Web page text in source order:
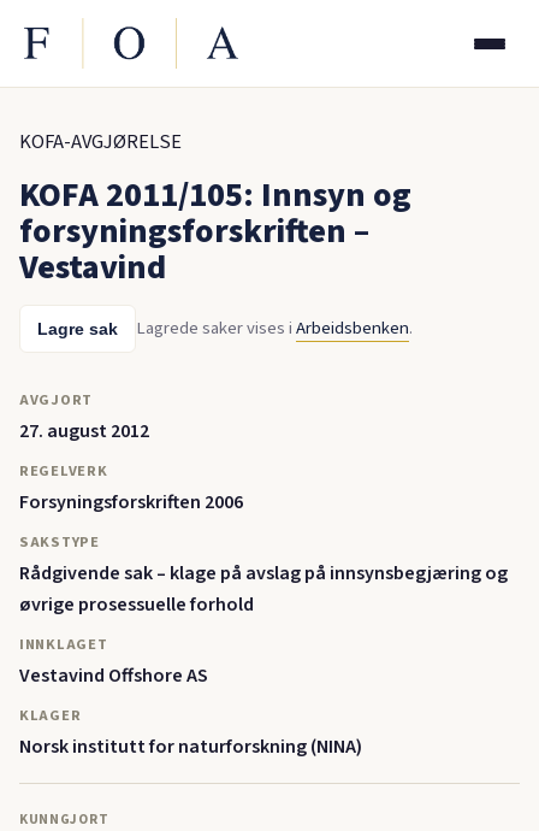
KOFA-AVGJØRELSE
KOFA 2011/105: Innsyn og
forsyningsforskriften –
Vestavind
Lagre sak Lagrede saker vises iArbeidsbenken.
AVGJORT
27. august 2012
REGELVERK
Forsyningsforskriften 2006
SAKSTYPE
Rådgivende sak – klage på avslag på innsynsbegjæring og
øvrige prosessuelle forhold
INNKLAGET
Vestavind Offshore AS
KLAGER
Norsk institutt for naturforskning (NINA)
KUNNGJORT